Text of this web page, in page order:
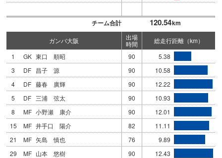
チーム合計 120.54km
ガンバ大阪
出場
時間
総走行距離（km）
1
GK 東口 順昭 90
5.38
3
DF 昌子 源 90
10.58
4
DF 藤春 廣輝 90
12.22
5
DF 三浦 弦太 90
10.93
8
MF 小野瀬 康介 90
12.01
15
MF 井手口 陽介 82
11.11
21
MF 矢島 慎也 76
9.89
29
MF 山本 悠樹 90
12.43